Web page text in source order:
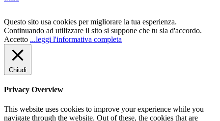
Questo sito usa cookies per migliorare la tua esperienza.
Continuando ad utilizzare il sito si suppone che tu sia d'accordo.
Accetto ...leggi l'informativa completa
Chiudi
Privacy Overview
This website uses cookies to improve your experience while you
navigate through the website. Out of these, the cookies that are